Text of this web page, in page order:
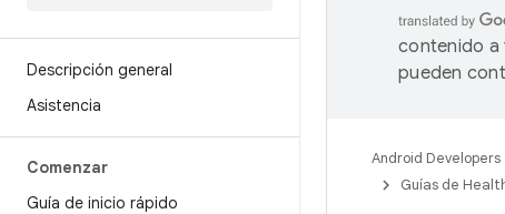
Descripción general
Asistencia
Comenzar
Guía de inicio rápido
contenido a
pueden
Android Developers
Guías de